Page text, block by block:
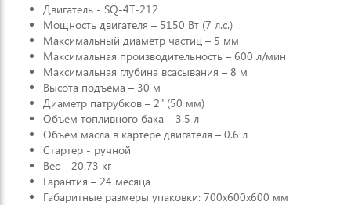
Двигатель - SQ-4Т-212
Мощность двигателя – 5150 Вт (7 л.с.)
Максимальный диаметр частиц – 5 мм
Максимальная производительность – 600 л/мин
Максимальная глубина всасывания – 8 м
Высота подъёма – 30 м
Диаметр патрубков – 2" (50 мм)
Объем топливного бака – 3.5 л
Объем масла в картере двигателя – 0.6 л
Стартер - ручной
Вес – 20.73 кг
Гарантия – 24 месяца
Габаритные размеры упаковки: 700х600х600 мм